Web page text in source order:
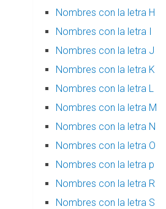
Nombres con la letra H
Nombres con la letra I
Nombres con la letra J
Nombres con la letra K
Nombres con la letra L
Nombres con la letra M
Nombres con la letra N
Nombres con la letra O
Nombres con la letra p
Nombres con la letra R
Nombres con la letra S